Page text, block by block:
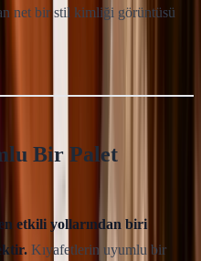
net bir stil kimliği görüntüsü
Bir Palet
etkili yollarından biri
Kıyafetlerin uyumlu bir